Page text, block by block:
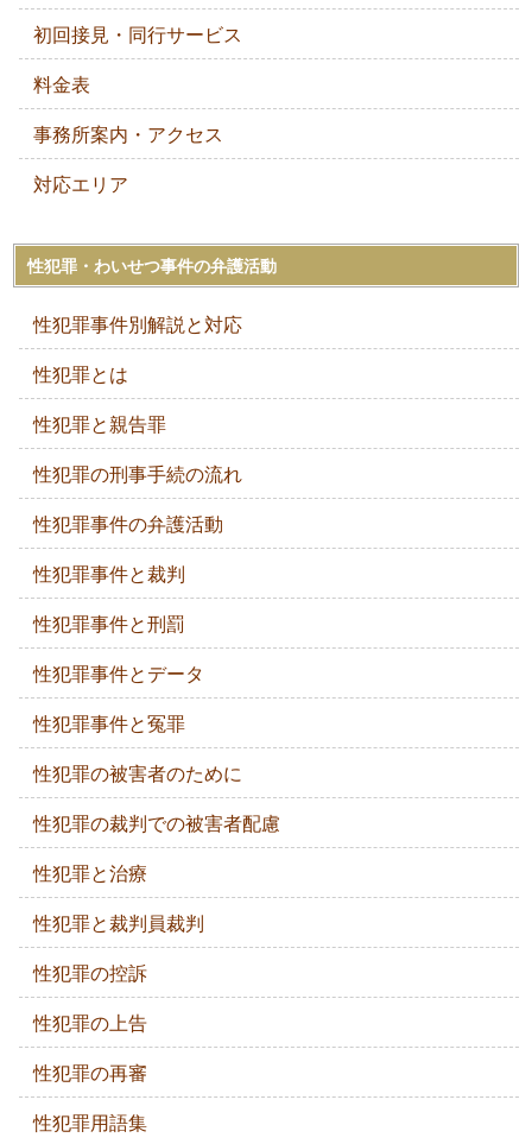
初回接見・同行サービス
料金表
事務所案内・アクセス
対応エリア
性犯罪・わいせつ事件の弁護活動
性犯罪事件別解説と対応
性犯罪とは
性犯罪と親告罪
性犯罪の刑事手続の流れ
性犯罪事件の弁護活動
性犯罪事件と裁判
性犯罪事件と刑罰
性犯罪事件とデータ
性犯罪事件と冤罪
性犯罪の被害者のために
性犯罪の裁判での被害者配慮
性犯罪と治療
性犯罪と裁判員裁判
性犯罪の控訴
性犯罪の上告
性犯罪の再審
性犯罪用語集